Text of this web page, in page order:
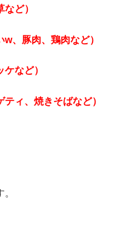
ど）
、豚肉、鶏肉など）
など）
ィ、焼きそばなど）